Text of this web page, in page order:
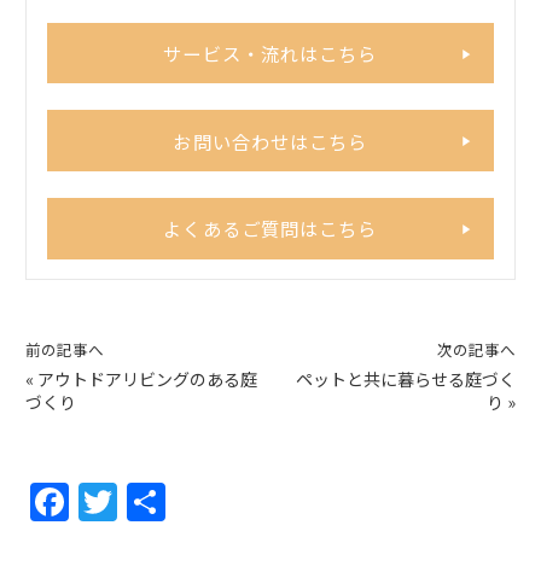
サービス・流れはこちら
お問い合わせはこちら
よくあるご質問はこちら
前の記事へ
« アウトドアリビングのある庭
づくり
次の記事へ
ペットと共に暮らせる庭づく
り »
F
a
T
w